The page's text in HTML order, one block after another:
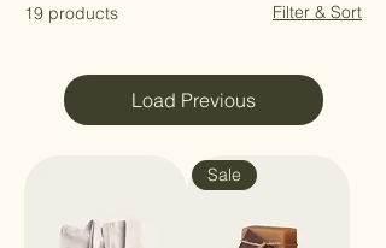
19 products Filter & Sort
Load Previous
Sale